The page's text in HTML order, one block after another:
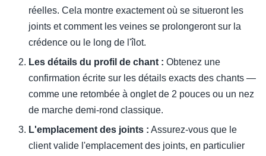
réelles. Cela montre exactement où se situeront les
joints et comment les veines se prolongeront sur la
crédence ou le long de l'îlot.
Les détails du profil de chant : Obtenez une
confirmation écrite sur les détails exacts des chants —
comme une retombée à onglet de 2 pouces ou un nez
de marche demi-rond classique.
L'emplacement des joints : Assurez-vous que le
client valide l'emplacement des joints, en particulier